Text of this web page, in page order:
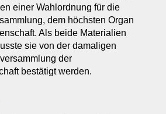
einer Wahlordnung für die
dem höchsten Organ
Als beide Materialien
sie von der damaligen
der
bestätigt werden.